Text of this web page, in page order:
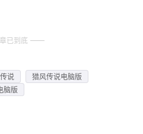
已到底
说
猎风传说电脑版
脑版